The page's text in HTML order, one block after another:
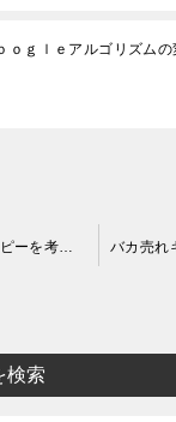
ｏｇｌｅアルゴリズム
バカ売れキャッチコピーを考える（４１）
検索